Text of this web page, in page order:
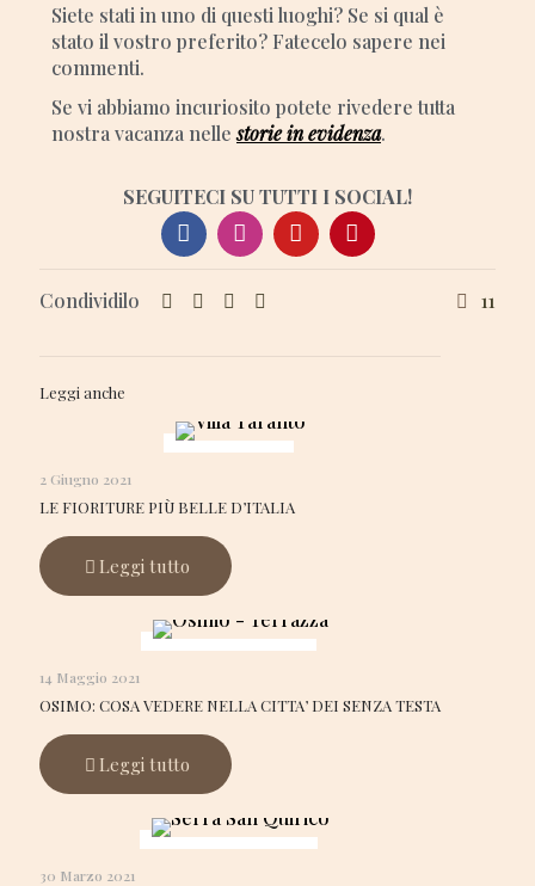
Siete stati in uno di questi luoghi? Se si qual è
stato il vostro preferito? Fatecelo sapere nei
commenti.
Se vi abbiamo incuriosito potete rivedere tutta
nostra vacanza nellestorie in evidenza.
SEGUITECI SU TUTTI I SOCIAL!
Condividilo 11
Leggi anche
2 Giugno 2021
LE FIORITURE PIÙ BELLE D’ITALIA
Leggi tutto
14 Maggio 2021
OSIMO: COSA VEDERE NELLA CITTA’ DEI SENZA TESTA
Leggi tutto
30 Marzo 2021